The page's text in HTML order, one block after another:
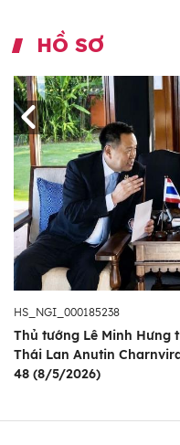
HỒ SƠ
HS_NGI_000185238
Thủ tướng Lê Minh Hưng
Thái Lan Anutin
48 (8/5/2026)